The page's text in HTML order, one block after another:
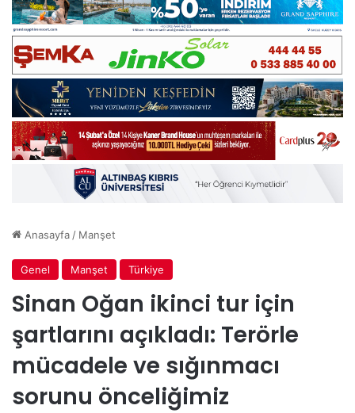
Anasayfa / Manşet
Genel Manşet Türkiye
Sinan Oğan ikinci tur için
şartlarını açıkladı: Terörle
mücadele ve sığınmacı
sorunu önceliğimiz